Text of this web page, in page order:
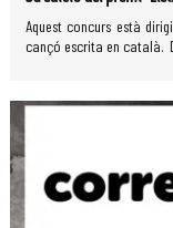
Aquest concurs està
cançó escrita en català.